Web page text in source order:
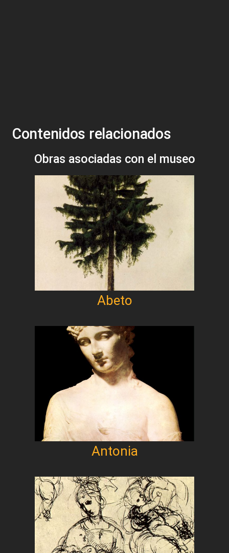
Contenidos relacionados
Obras asociadas con el museo
Abeto
Antonia